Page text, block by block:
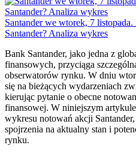
Santander we wtorek, 7
Santander? Analiza wykres
Bank Santander, jako jedna z
finansowych, przyciąga
obserwatorów rynku. W dniu
się na bieżących wydarzeniach
kierując pytanie o obecne
finansowej. W niniejszym
wykresu notowań akcji
spojrzenia na aktualny stan i
rynku.